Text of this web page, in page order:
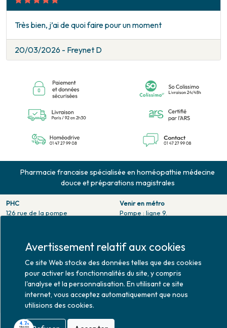
Très bien, j’ai de quoi faire pour un moment
20/03/2026 - Freynet D
Pharmacie francaise spécialisée en homéopathie médecine
douce et préparations magistrales
PHC
126 rue de la pompe
Fax. 01 47 55 03 61
Horaires d'ouverture
Lundi : 10h30 - 20h00
Mardi au vendredi : 9h00 -
20h00
Samedi : 9h30 - 20h00
Venir en métro
Pompe : ligne 9.
Venir en bus
Jean Monet : ligne 52.
Avertissement relatif aux cookies
Ce site Web stocke des données telles que des cookies
pour activer les fonctionnalités du site, y compris
l'analyse et la personnalisation. En utilisant ce site
internet, vous acceptez automatiquement que nous
utilisions des cookies.